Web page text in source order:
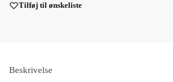
Tilføj til ønskeliste
Beskrivelse